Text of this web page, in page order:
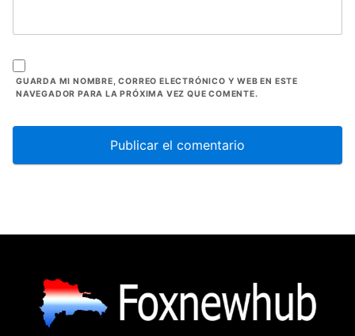
GUARDA MI NOMBRE, CORREO ELECTRÓNICO Y WEB EN ESTE
NAVEGADOR PARA LA PRÓXIMA VEZ QUE COMENTE.